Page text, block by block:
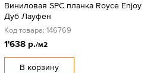
Виниловая SPC планка Royce Enjoy
Дуб Лауфен
Код товара: 146769
1'638 р./м2
В корзину